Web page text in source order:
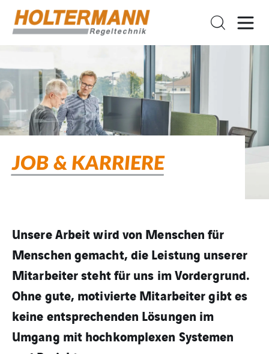
JOB & KARRIERE
Unsere Arbeit wird von Menschen für
Menschen gemacht, die Leistung unserer
Mitarbeiter steht für uns im Vordergrund.
Ohne gute, motivierte Mitarbeiter gibt es
keine entsprechenden Lösungen im
Umgang mit hochkomplexen Systemen